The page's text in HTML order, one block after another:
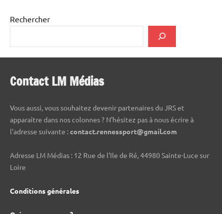
Rechercher
Contact LM Médias
Vous aussi, vous souhaitez devenir partenaires du JRS et
apparaître dans nos colonnes ? N'hésitez pas à nous écrire à
l'adresse suivante :contact.rennessport@gmail.com
Adresse LM Médias : 12 Rue de l'Ile de Ré, 44980 Sainte-Luce sur
Loire
Conditions générales